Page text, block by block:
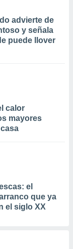
advierte de
y señala
puede llover
calor
mayores
el
que ya
el siglo XX